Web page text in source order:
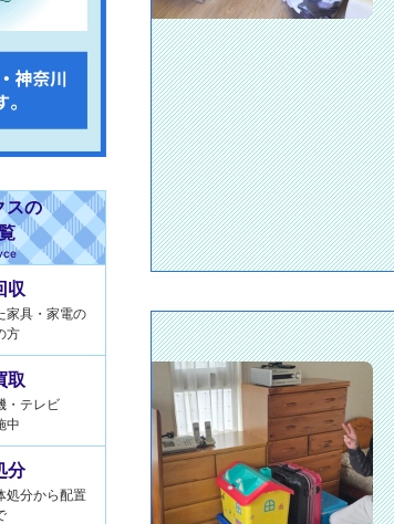
スの
収
家具・家電の
方
取
・テレビ
中
分
処分から配置